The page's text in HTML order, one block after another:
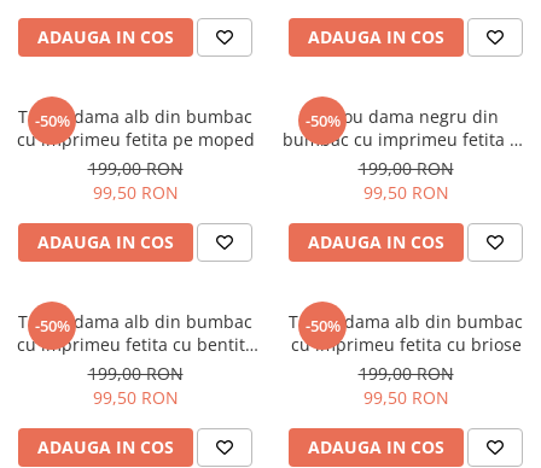
ADAUGA IN COS ADAUGA IN COS
-50%
Tricou dama alb din bumbac
cu imprimeu fetita pe moped
199,00 RON
99,50 RON
ADAUGA IN COS
-50%
Tricou dama negru din
bumbac cu imprimeu fetita cu
bentita rosie
199,00 RON
99,50 RON
ADAUGA IN COS
-50%
Tricou dama alb din bumbac
cu imprimeu fetita cu bentita
rosie
199,00 RON
99,50 RON
ADAUGA IN COS
-50%
Tricou dama alb din bumbac
cu imprimeu fetita cu briose
199,00 RON
99,50 RON
ADAUGA IN COS